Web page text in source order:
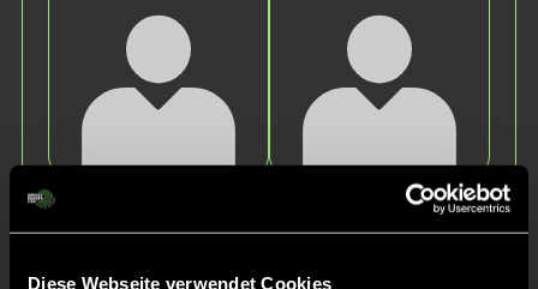
Diese Webseite verwendet Cookies
Amelie